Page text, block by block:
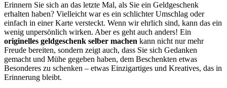
Erinnern Sie sich an das letzte Mal, als Sie ein Geldgeschenk
erhalten haben? Vielleicht war es ein schlichter Umschlag oder
einfach in einer Karte versteckt. Wenn wir ehrlich sind, kann das ein
wenig unpersönlich wirken. Aber es geht auch anders! Ein
originelles geldgeschenk selber machen kann nicht nur mehr
Freude bereiten, sondern zeigt auch, dass Sie sich Gedanken
gemacht und Mühe gegeben haben, dem Beschenkten etwas
Besonderes zu schenken – etwas Einzigartiges und Kreatives, das in
Erinnerung bleibt.